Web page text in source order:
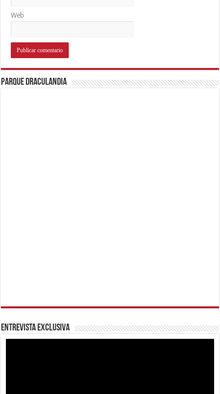
Web
Parque Draculandia
Entrevista Exclusiva